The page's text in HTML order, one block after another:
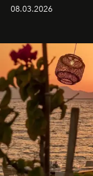
08.03.2026